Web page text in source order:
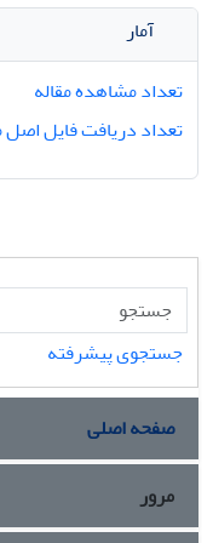
آمار
تعداد مشاهده مقاله
تعداد دریافت فایل اصل
جستجوی پیشرفته
صفحه اصلی
مرور